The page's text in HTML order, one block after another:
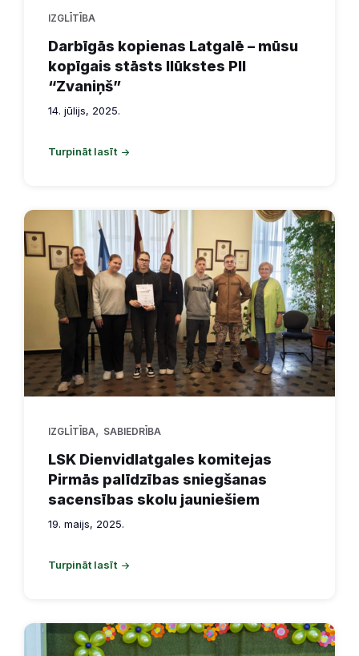
IZGLĪTĪBA
Darbīgās kopienas Latgalē – mūsu
kopīgais stāsts Ilūkstes PII
“Zvaniņš”
14. jūlijs, 2025.
Turpināt lasīt
IZGLĪTĪBA, SABIEDRĪBA
LSK Dienvidlatgales komitejas
Pirmās palīdzības sniegšanas
sacensības skolu jauniešiem
19. maijs, 2025.
Turpināt lasīt